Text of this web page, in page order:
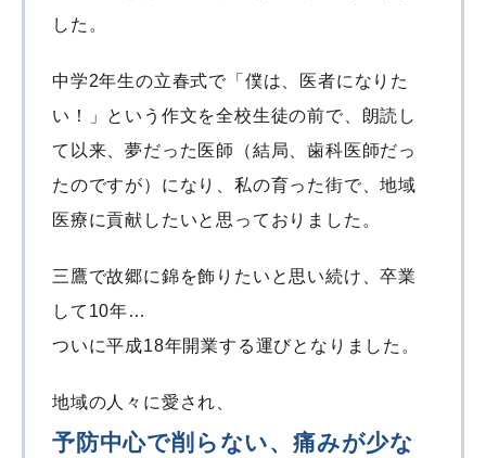
した。
中学2年生の立春式で「僕は、医者になりた
い！」という作文を全校生徒の前で、朗読し
て以来、夢だった医師（結局、歯科医師だっ
たのですが）になり、私の育った街で、地域
医療に貢献したいと思っておりました。
三鷹で故郷に錦を飾りたいと思い続け、卒業
して10年…
ついに平成18年開業する運びとなりました。
地域の人々に愛され、
予防中心で削らない、痛みが少な